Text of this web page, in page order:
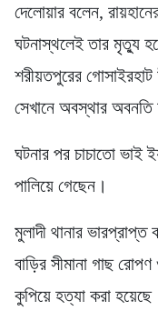
দেলোয়ার বলেন,
ঘটনাস্থলেই তার মৃত্যু
শরীয়তপুরের
সেখানে অবস্থার অবনতি
ঘটনার পর চাচাতো ভাই
পালিয়ে গেছেন।
মুলাদী থানার ভারপ্রাপ্ত
বাড়ির সীমানা গাছ
কুপিয়ে হত্যা করা